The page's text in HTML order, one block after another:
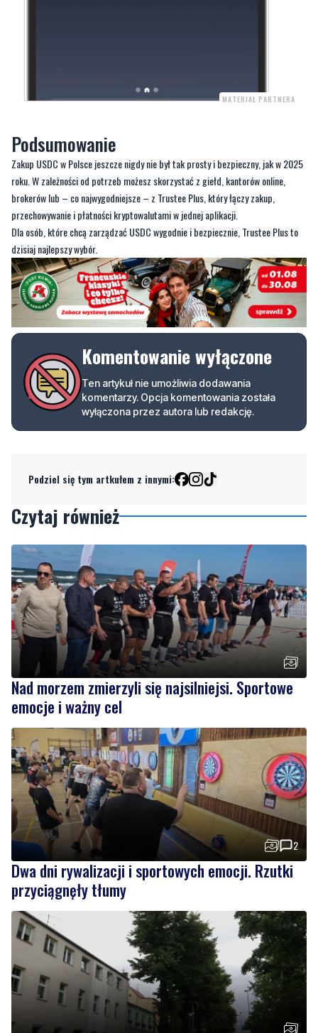
MATERIAŁ PARTNERA
Podsumowanie
Zakup USDC w Polsce jeszcze nigdy nie był tak prosty i bezpieczny, jak w 2025
roku. W zależności od potrzeb możesz skorzystać z giełd, kantorów online,
brokerów lub – co najwygodniejsze – z Trustee Plus, który łączy zakup,
przechowywanie i płatności kryptowalutami w jednej aplikacji.
Dla osób, które chcą zarządzać USDC wygodnie i bezpiecznie, Trustee Plus to
dzisiaj najlepszy wybór.
Komentowanie wyłączone
Ten artykuł nie umożliwia dodawania
komentarzy. Opcja komentowania została
wyłączona przez autora lub redakcję.
Podziel się tym artkułem z innymi:
Czytaj również
Nad morzem zmierzyli się najsilniejsi. Sportowe
emocje i ważny cel
2
Dwa dni rywalizacji i sportowych emocji. Rzutki
przyciągnęły tłumy